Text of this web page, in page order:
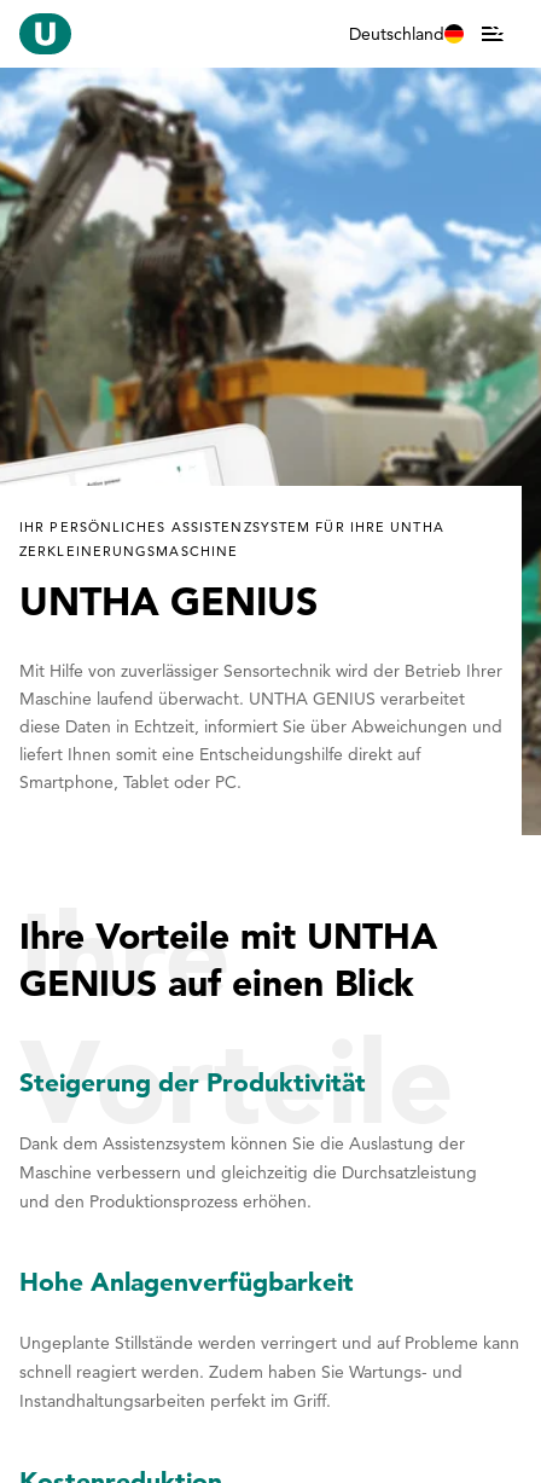
Deutschland
IHR PERSÖNLICHES ASSISTENZSYSTEM FÜR IHRE UNTHA
ZERKLEINERUNGSMASCHINE
UNTHA GENIUS
Mit Hilfe von zuverlässiger Sensortechnik wird der Betrieb Ihrer
Maschine laufend überwacht. UNTHA GENIUS verarbeitet
diese Daten in Echtzeit, informiert Sie über Abweichungen und
liefert Ihnen somit eine Entscheidungshilfe direkt auf
Smartphone, Tablet oder PC.
Ihre
Vorteile
mit
UNTHA
Ihre Vorteile mit UNTHA
GENIUS auf einen Blick
Steigerung der Produktivität
Dank dem Assistenzsystem können Sie die Auslastung der
Maschine verbessern und gleichzeitig die Durchsatzleistung
und den Produktionsprozess erhöhen.
Hohe Anlagenverfügbarkeit
Ungeplante Stillstände werden verringert und auf Probleme kann
schnell reagiert werden. Zudem haben Sie Wartungs- und
Instandhaltungsarbeiten perfekt im Griff.